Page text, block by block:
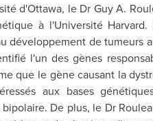
d'Ottawa, le Dr Guy A.
à l'Université Harvard.
développement de tumeurs
l'un des gènes
que le gène causant la
aux bases
De plus, le Dr